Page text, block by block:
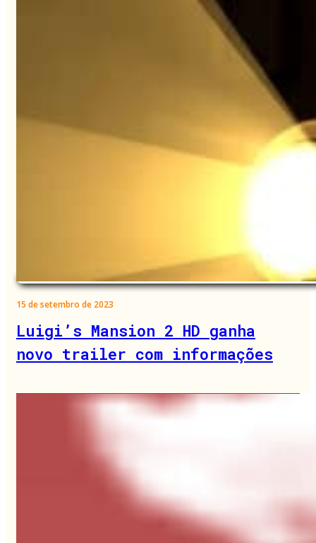
15 de setembro de 2023
Luigi’s Mansion 2 HD ganha
novo trailer com informações